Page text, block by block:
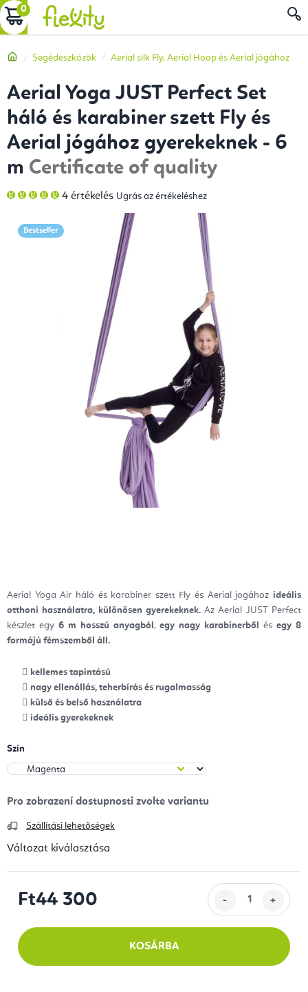
Ugrás
a
tartalomhoz
KOSÁR
Kezdőlap
Segédeszközök Aerial silk Fly, Aerial Hoop és Aerial jógához
Aerial Yoga Air háló és karabiner szett Fly és Aerial jogához ideális
otthoni használatra, különösen gyerekeknek. Az Aerial JUST Perfect
készlet egy 6 m hosszú anyagból ,egy nagy karabinerből ésegy 8
formájú fémszemből áll.
kellemes tapintású
nagy ellenállás, teherbírás és rugalmasság
külső és belső használatra
ideális gyerekeknek
Szín
Szállítási lehetőségek
Változat kiválasztása
Ft44 300
KOSÁRBA
Aerial Yoga JUST Perfect Set
háló és karabiner szett Fly és
Aerial jógához gyerekeknek - 6
m Certificate of quality
A
termék
5-
ből
4 értékelés Ugrás az értékeléshez
Bestseller